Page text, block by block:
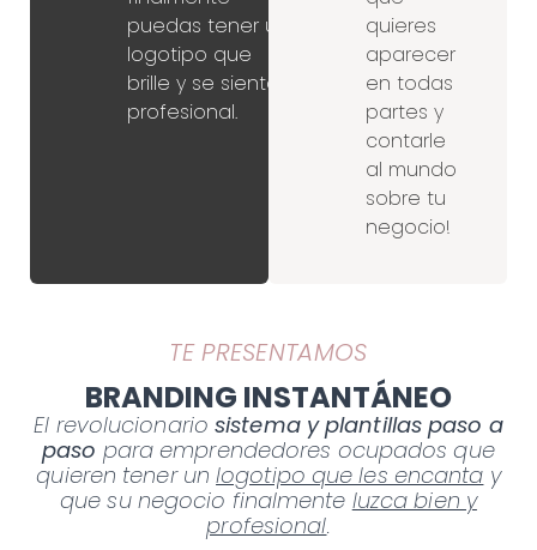
puedas tener un
logotipo que
brille y se sienta
profesional.
quieres
aparecer
en todas
partes y
contarle
al mundo
sobre tu
negocio!
TE PRESENTAMOS
BRANDING INSTANTÁNEO
El revolucionariosistema y plantillas paso a
paso para emprendedores ocupados que
quieren tener unlogotipo que les encanta y
que su negocio finalmente luzca bien y
profesional.